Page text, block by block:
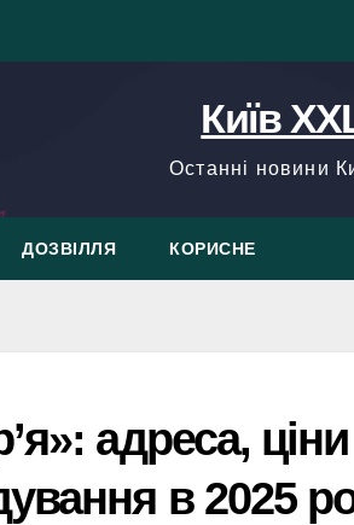
Київ
Останні новини
ДОЗВІЛЛЯ КОРИСНЕ
адреса,
в 2025